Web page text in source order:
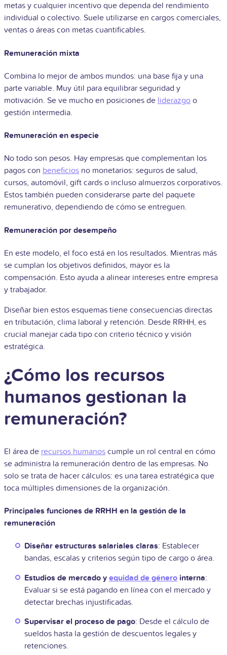
metas y cualquier incentivo que dependa del rendimiento
individual o colectivo. Suele utilizarse en cargos comerciales,
ventas o áreas con metas cuantificables.
Remuneración mixta
Combina lo mejor de ambos mundos: una base fija y una
parte variable. Muy útil para equilibrar seguridad y
motivación. Se ve mucho en posiciones de liderazgo o
gestión intermedia.
Remuneración en especie
No todo son pesos. Hay empresas que complementan los
pagos con beneficios no monetarios: seguros de salud,
cursos, automóvil, gift cards o incluso almuerzos corporativos.
Estos también pueden considerarse parte del paquete
remunerativo, dependiendo de cómo se entreguen.
Remuneración por desempeño
En este modelo, el foco está en los resultados. Mientras más
se cumplan los objetivos definidos, mayor es la
compensación. Esto ayuda a alinear intereses entre empresa
y trabajador.
Diseñar bien estos esquemas tiene consecuencias directas
en tributación, clima laboral y retención. Desde RRHH, es
crucial manejar cada tipo con criterio técnico y visión
estratégica.
¿Cómo los recursos
humanos gestionan la
remuneración?
El área de recursos humanos cumple un rol central en cómo
se administra la remuneración dentro de las empresas. No
solo se trata de hacer cálculos: es una tarea estratégica que
toca múltiples dimensiones de la organización.
Principales funciones de RRHH en la gestión de la
remuneración
Diseñar estructuras salariales claras: Establecer
bandas, escalas y criterios según tipo de cargo o área.
Estudios de mercado y equidad de género interna:
Evaluar si se está pagando en línea con el mercado y
detectar brechas injustificadas.
Supervisar el proceso de pago: Desde el cálculo de
sueldos hasta la gestión de descuentos legales y
retenciones.